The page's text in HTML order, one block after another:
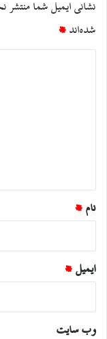
نشانی ایمیل شما منتشر
شده‌اند *
نام *
ایمیل *
وب‌ سایت